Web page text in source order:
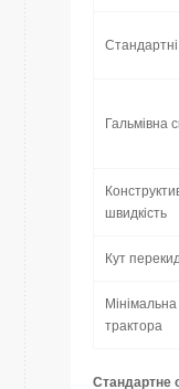
Гальмівна
швидкість
Кут
трактора
Стандартне